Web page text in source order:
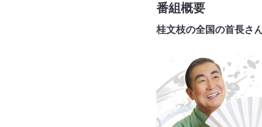
番組概要
桂文枝の全国の首長さ